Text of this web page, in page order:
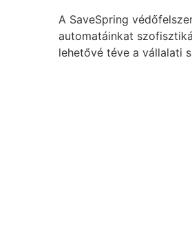
A SaveSpring
automatáinkat
lehetővé téve a vállalati